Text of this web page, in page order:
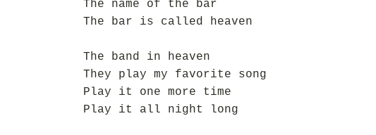
The name of the bar
The bar is called heaven
The band in heaven
They play my favorite song
Play it one more time
Play it all night long